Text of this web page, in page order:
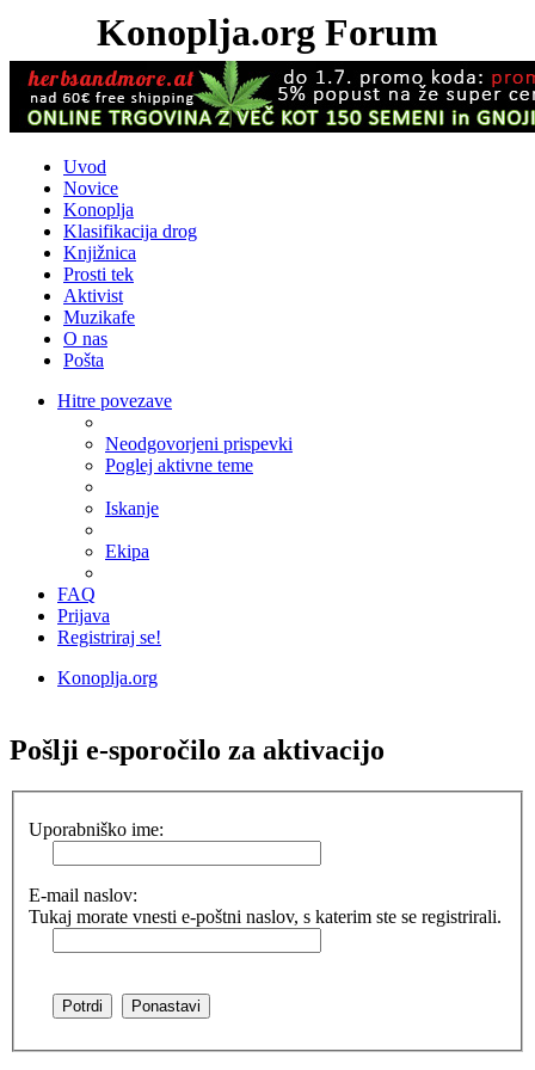
Konoplja.org Forum
Uvod
Novice
Konoplja
Klasifikacija drog
Knjižnica
Prosti tek
Aktivist
Muzikafe
O nas
Pošta
Hitre povezave
Neodgovorjeni prispevki
Poglej aktivne teme
Iskanje
Ekipa
FAQ
Prijava
Registriraj se!
Konoplja.org
Pošlji e-sporočilo za aktivacijo
Uporabniško ime:
E-mail naslov:
Tukaj morate vnesti e-poštni naslov, s katerim ste se registrirali.